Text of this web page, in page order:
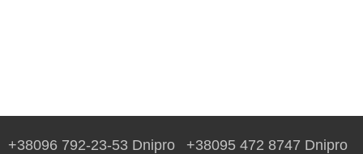
+38096 792-23-53 Dnipro
+38095 472 8747 Dnipro